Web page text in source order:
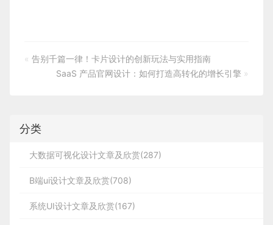
« 告别千篇一律！卡片设计的创新玩法与实用指南
SaaS 产品官网设计：如何打造高转化的增长引擎 »
分类
大数据可视化设计文章及欣赏(287)
B端ui设计文章及欣赏(708)
系统UI设计文章及欣赏(167)